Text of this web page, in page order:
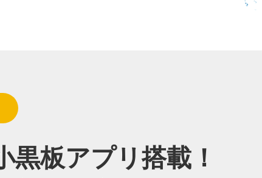
黒板アプリ搭載！